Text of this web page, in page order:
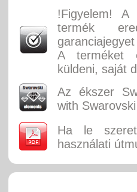
!Figyelem! A
termék
A terméket
küldeni, saját
Az ékszer
with
Ha le
használati